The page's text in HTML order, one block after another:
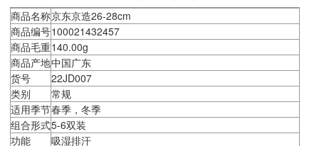
商品名称京东京造26-28cm
商品编号100021432457
商品毛重140.00g
商品产地中国广东
货号
22JD007
类别
常规
适用季节春季，冬季
组合形式5-6双装
功能
吸湿排汗